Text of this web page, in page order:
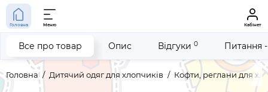
Головна Меню Кабінет
Головна Дитячий одяг для хлопчиків Кофти, реглани для
Все про товар Опис Відгуки 0 Питання